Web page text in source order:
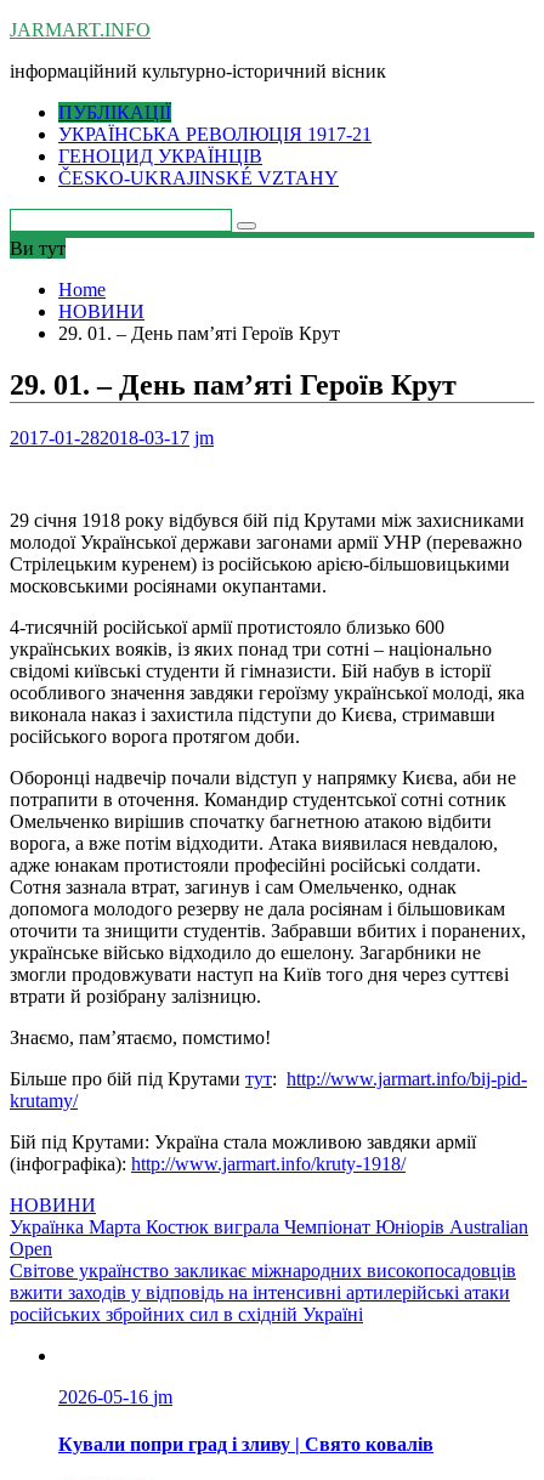
Skip
content
JARMART.INFO
інформаційний культурно-історичний вісник
ПУБЛІКАЦІЇ
УКРАЇНСЬКА РЕВОЛЮЦІЯ 1917-21
ГЕНОЦИД УКРАЇНЦІВ
ČESKO-UKRAJINSKÉ VZTAHY
Ви тут
Home
НОВИНИ
29. 01. – День пам’яті Героїв Крут
29. 01. – День пам’яті Героїв Крут
2017-01-282018-03-17 jm
29 січня 1918 року відбувся бій під Крутами між захисниками
молодої Української держави загонами армії УНР (переважно
Стрілецьким куренем) із російською арією-більшовицькими
московськими росіянами окупантами.
4-тисячній російської армії протистояло близько 600
українських вояків, із яких понад три сотні – національно
свідомі київські студенти й гімназисти. Бій набув в історії
особливого значення завдяки героїзму української молоді, яка
виконала наказ і захистила підступи до Києва, стримавши
російського ворога протягом доби.
Оборонці надвечір почали відступ у напрямку Києва, аби не
потрапити в оточення. Командир студентської сотні сотник
Омельченко вирішив спочатку багнетною атакою відбити
ворога, а вже потім відходити. Атака виявилася невдалою,
адже юнакам протистояли професійні російські солдати.
Сотня зазнала втрат, загинув і сам Омельченко, однак
допомога молодого резерву не дала росіянам і більшовикам
оточити та знищити студентів. Забравши вбитих і поранених,
українське військо відходило до ешелону. Загарбники не
змогли продовжувати наступ на Київ того дня через суттєві
втрати й розібрану залізницю.
Знаємо, пам’ятаємо, помстимо!
Більше про бій під Крутами тут: http://www.jarmart.info/bij-pid-
krutamy/
Бій під Крутами: Україна стала можливою завдяки армії
(інфографіка): http://www.jarmart.info/kruty-1918/
НОВИНИ
Навігація
записів
Українка Марта Костюк виграла Чемпіонат Юніорів Australian
Open
Світове українство закликає міжнародних високопосадовців
вжити заходів у відповідь на інтенсивні артилерійські атаки
російських збройних сил в східній Україні
2026-05-16 jm
Кували попри град і зливу | Свято ковалів